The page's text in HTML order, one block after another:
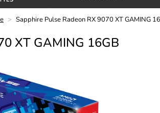
> Sapphire Pulse Radeon RX 9070 XT GAMING
XT GAMING 16GB